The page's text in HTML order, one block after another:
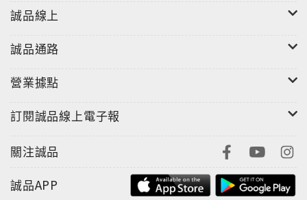
誠品線上
誠品通路
營業據點
訂閱誠品線上電子報
關注誠品
誠品APP